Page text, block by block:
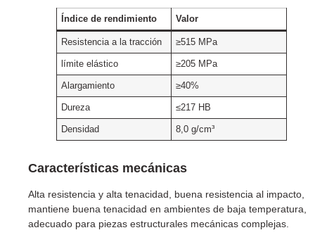
Índice de rendimiento Valor
Resistencia a la tracción ≥515 MPa
límite elástico ≥205 MPa
Alargamiento ≥40%
Dureza ≤217 HB
Densidad 8,0 g/cm³
Características mecánicas
Alta resistencia y alta tenacidad, buena resistencia al impacto,
mantiene buena tenacidad en ambientes de baja temperatura,
adecuado para piezas estructurales mecánicas complejas.